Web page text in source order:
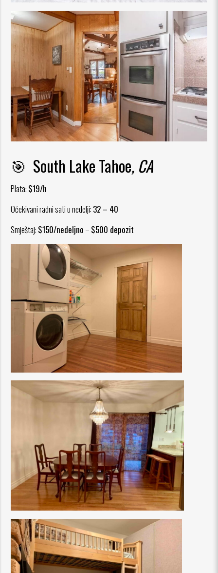
🎯 South Lake Tahoe, CA
Plata: $19/h
Oćekivani radni sati u nedelji: 32 – 40
Smještaj: $150/nedeljno – $500 depozit